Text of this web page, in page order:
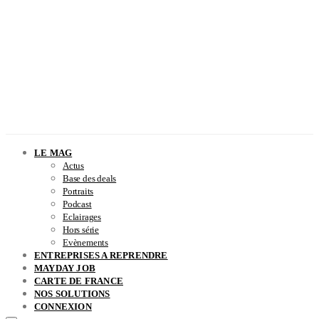
LE MAG
Actus
Base des deals
Portraits
Podcast
Eclairages
Hors série
Evènements
ENTREPRISES A REPRENDRE
MAYDAY JOB
CARTE DE FRANCE
NOS SOLUTIONS
CONNEXION